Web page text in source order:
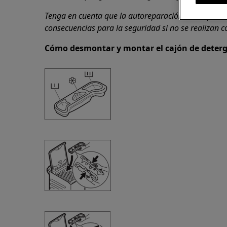
Tenga en cuenta que la autoreparación o la
consecuencias para la seguridad si no se realizan
Cómo desmontar y montar el cajón de